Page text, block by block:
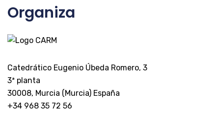
Organiza
Catedrático Eugenio Úbeda Romero, 3
3ª planta
30008, Murcia (Murcia) España
+34 968 35 72 56